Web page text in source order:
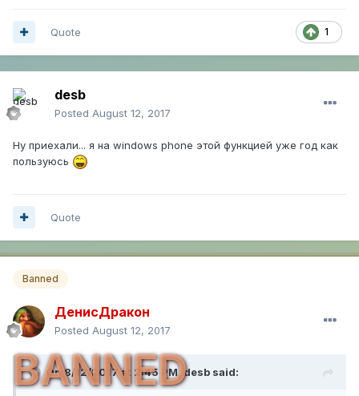
1
Quote
desb
Posted August 12, 2017
Ну приехали... я на windows phone этой функцией уже год как
пользуюсь
Quote
Banned
ДенисДракон
Posted August 12, 2017
BANNED
On 8/12/2017 at 2:45 PM, desb said: